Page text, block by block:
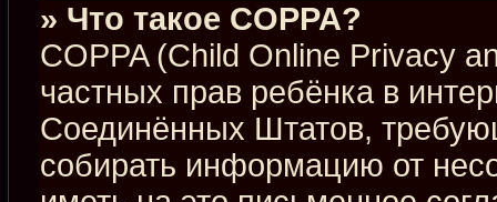
» Что такое COPPA?
COPPA (Child Online Privacy
частных прав ребёнка в
Соединённых Штатов,
собирать информацию от